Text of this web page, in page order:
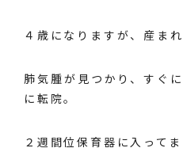
４歳になりますが、産ま
肺気腫が見つかり、すぐ
に転院。
２週間位保育器に入ってま